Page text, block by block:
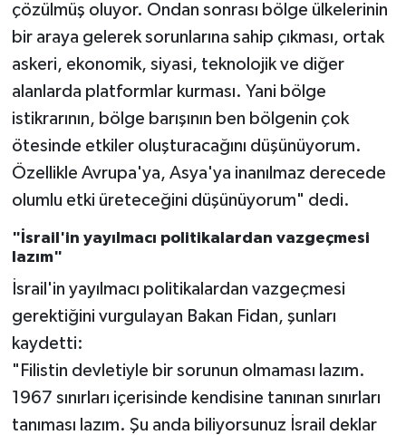
çözülmüş oluyor. Ondan sonrası bölge ülkelerinin
bir araya gelerek sorunlarına sahip çıkması, ortak
askeri, ekonomik, siyasi, teknolojik ve diğer
alanlarda platformlar kurması. Yani bölge
istikrarının, bölge barışının ben bölgenin çok
ötesinde etkiler oluşturacağını düşünüyorum.
Özellikle Avrupa'ya, Asya'ya inanılmaz derecede
olumlu etki üreteceğini düşünüyorum" dedi.
"İsrail'in yayılmacı politikalardan vazgeçmesi
lazım"
İsrail'in yayılmacı politikalardan vazgeçmesi
gerektiğini vurgulayan Bakan Fidan, şunları
kaydetti:
"Filistin devletiyle bir sorunun olmaması lazım.
1967 sınırları içerisinde kendisine tanınan sınırları
tanıması lazım. Şu anda biliyorsunuz İsrail deklar